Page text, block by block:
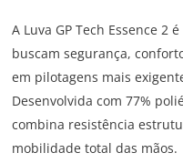
A Luva GP Tech Essence 2
buscam segurança,
em pilotagens mais
Desenvolvida com 77%
combina resistência
mobilidade total das mãos.